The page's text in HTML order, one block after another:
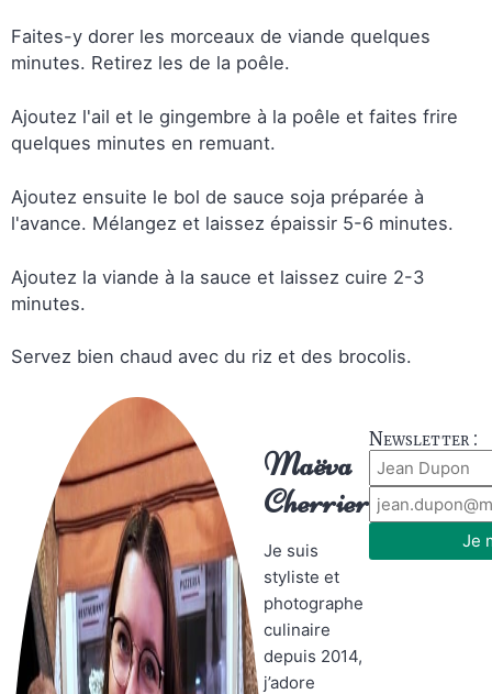
Maëva
Cherrier
Je suis
styliste et
photographe
culinaire
depuis 2014,
j’adore
Newsletter :
Je
Faites-y dorer les morceaux de viande quelques
minutes. Retirez les de la poêle.
Ajoutez l'ail et le gingembre à la poêle et faites frire
quelques minutes en remuant.
Ajoutez ensuite le bol de sauce soja préparée à
l'avance. Mélangez et laissez épaissir 5-6 minutes.
Ajoutez la viande à la sauce et laissez cuire 2-3
minutes.
Servez bien chaud avec du riz et des brocolis.